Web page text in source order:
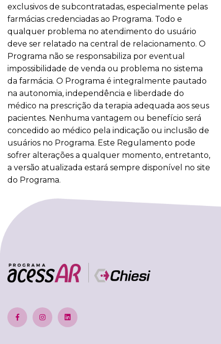
exclusivos de subcontratadas, especialmente pelas
farmácias credenciadas ao Programa. Todo e
qualquer problema no atendimento do usuário
deve ser relatado na central de relacionamento. O
Programa não se responsabiliza por eventual
impossibilidade de venda ou problema no sistema
da farmácia. O Programa é integralmente pautado
na autonomia, independência e liberdade do
médico na prescrição da terapia adequada aos seus
pacientes. Nenhuma vantagem ou benefício será
concedido ao médico pela indicação ou inclusão de
usuários no Programa. Este Regulamento pode
sofrer alterações a qualquer momento, entretanto,
a versão atualizada estará sempre disponível no site
do Programa.